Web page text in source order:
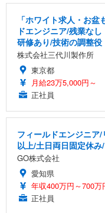
「ホワイト求人・お
ドエンジニア/残業な
研修あり/技術の調整役
株式会社三代川製作所
東京都
月給23万5,000円～
正社員
フィールドエンジニア
以上/土日両日固定休み
GO株式会社
愛知県
年収400万円～700万
正社員